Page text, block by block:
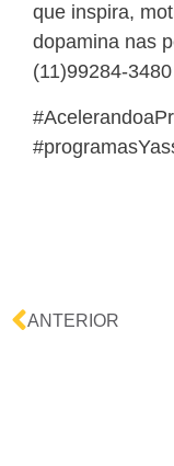
que inspira,
dopamina nas
(11)99284-3480
ANTERIOR